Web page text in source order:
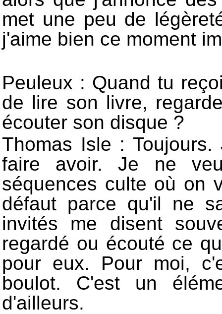
met une peu de
j'aime bien ce moment
Peuleux : Quand tu
de lire son livre,
écouter son disque ?
Thomas Isle :
faire avoir. Je ne
séquences culte où on
défaut parce qu'il ne
invités me disent
regardé ou écouté ce
pour eux. Pour moi,
boulot. C'est un
d'ailleurs.